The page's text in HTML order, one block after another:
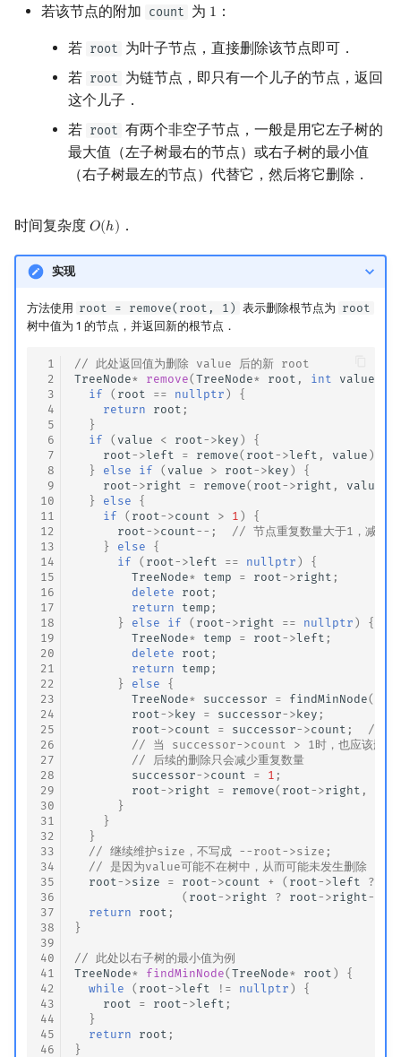
若该节点的附加 count 为 1
1 ：
若 root 为叶子节点，直接删除该节点即可．
若 root 为链节点，即只有一个儿子的节点，返回
这个儿子．
若 root 有两个非空子节点，一般是用它左子树的
最大值（左子树最右的节点）或右子树的最小值
（右子树最左的节点）代替它，然后将它删除．
时间复杂度 𝑂(ℎ)
O(h) ．
实现
方法使用 root = remove(root, 1) 表示删除根节点为 root
树中值为 1 的节点，并返回新的根节点．
1
2
3
4
5
6
7
8
9
10
11
12
13
14
15
16
17
18
19
20
21
22
23
24
25
26
27
28
29
30
31
32
33
34
35
36
37
38
39
40
41
42
43
44
45
46
// 此处返回值为删除 value 后的新 root
TreeNode* remove(TreeNode* root , int value
if
( root == nullptr )
{
return
root ;
}
if
( value < root ->key )
{
root ->left = remove( root ->left , value );
}
else if ( value > root ->key )
{
root ->right = remove( root ->right , value
}
else
{
if
( root ->count > 1 )
{
root ->count -- ;
// 节点重复数量大于1，减少重
}
else
{
if
( root ->left == nullptr )
{
TreeNode* temp = root ->right ;
delete
root ;
return
temp ;
}
else if ( root ->right == nullptr )
{
TreeNode* temp = root ->left ;
delete
root ;
return
temp ;
}
else
{
TreeNode* successor = findMinNode(
root ->key = successor->key ;
root ->count = successor->count ;
// 更
// 当 successor->count > 1时，也应该删除
// 后续的删除只会减少重复数量
successor->count = 1 ;
root ->right = remove( root ->right ,
}
}
}
// 继续维护size，不写成 --root->size;
// 是因为value可能不在树中，从而可能未发生删除
root ->size = root ->count + ( root ->left ?
( root ->right ? root ->right ->
return
root ;
}
// 此处以右子树的最小值为例
TreeNode* findMinNode(TreeNode* root )
{
while
( root ->left != nullptr )
{
root
= root ->left ;
}
return
root ;
}